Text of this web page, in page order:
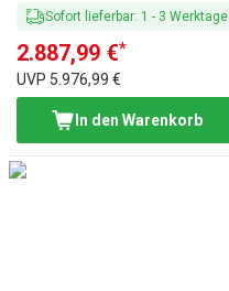
Sofort lieferbar: 1 - 3 Werktage
2.887,99 €*
UVP 5.976,99 €
In den Warenkorb